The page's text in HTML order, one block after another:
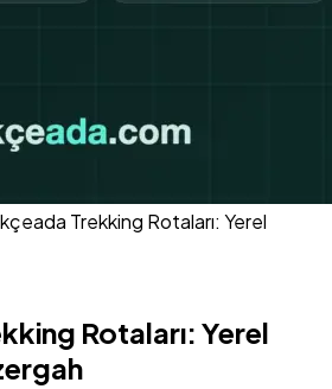
Trekking Rotaları: Yerel
Rotaları: Yerel